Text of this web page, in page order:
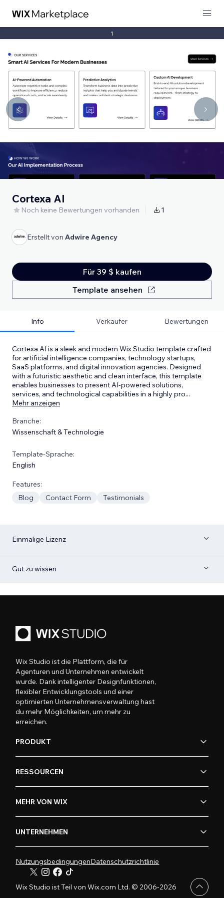
1
Cortexa AI
Noch keine Bewertungen vorhanden 1
Erstellt von Adwire Agency
Für 39 $ kaufen
Template ansehen
Info Verkäufer Bewertungen
Cortexa AI is a sleek and modern Wix Studio template crafted
for artificial intelligence companies, technology startups,
SaaS platforms, and digital innovation agencies. Designed
with a futuristic aesthetic and clean interface, this template
enables businesses to present AI-powered solutions,
services, and technological capabilities in a highly pro...
Mehr anzeigen
Branche:
Wissenschaft & Technologie
Template-Sprache:
English
Features:
Blog
Contact Form Testimonials
Einmalige Lizenz
Gut zu wissen
Wix Studio ist die Plattform, die für
Agenturen und Unternehmen entwickelt
wurde. Dank intelligenter Designfunktionen,
flexibler Entwicklungstools und einer
optimierten Unternehmensverwaltung hast
du mehr Möglichkeiten, um mehr zu
erreichen.
PRODUKT
RESSOURCEN
MEHR VON WIX
UNTERNEHMEN
NutzungsbedingungenDatenschutzrichtlinie
Wix Studio ist Teil von Wix.com Ltd. © 2006-2026